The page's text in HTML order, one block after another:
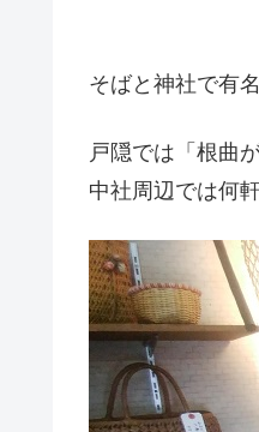
そばと神社で有
戸隠では「根曲
中社周辺では何